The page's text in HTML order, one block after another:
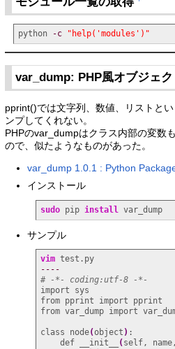
python -c "help('modules')"
var_dump: PHP風オブジェ
pprint()では文字列、数値、リストと
ンプしてくれない。
PHPのvar_dumpはクラス内部の変数
ので、似たようなものがあった。
var_dump 1.0.1 : Python
インストール
sudo pip install var_dump
サンプル
vim
test.py
----
# -*- coding:utf-8 -*-
import sys
from pprint import pprint
from var_dump import
class node(object ) :
    def __init__
( self,